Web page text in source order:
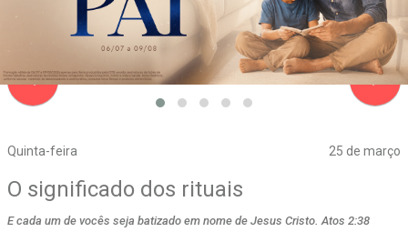
Quinta-feira 25 de março
navigate_before
O significado dos rituais
E cada um de vocês seja batizado em nome de Jesus Cristo. Atos 2:38
navigate_next